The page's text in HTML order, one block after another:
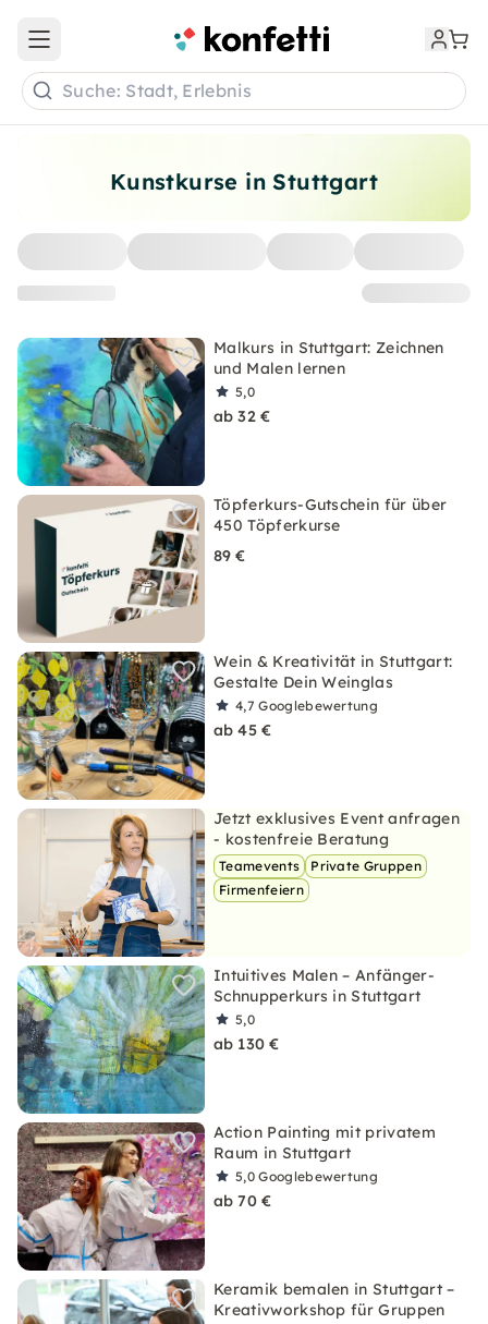
Kunstkurse in Stuttgart
Malkurs in Stuttgart: Zeichnen
und Malen lernen
5,0
ab 32 €
Töpferkurs-Gutschein für über
450 Töpferkurse
89 €
Wein & Kreativität in Stuttgart:
Gestalte Dein Weinglas
4,7Googlebewertung
ab 45 €
Jetzt exklusives Event anfragen
- kostenfreie Beratung
Teamevents
Private Gruppen
Firmenfeiern
Intuitives Malen – Anfänger-
Schnupperkurs in Stuttgart
5,0
ab 130 €
Action Painting mit privatem
Raum in Stuttgart
5,0Googlebewertung
ab 70 €
Keramik bemalen in Stuttgart –
Kreativworkshop für Gruppen
Open main menu
Suche: Stadt, Erlebnis